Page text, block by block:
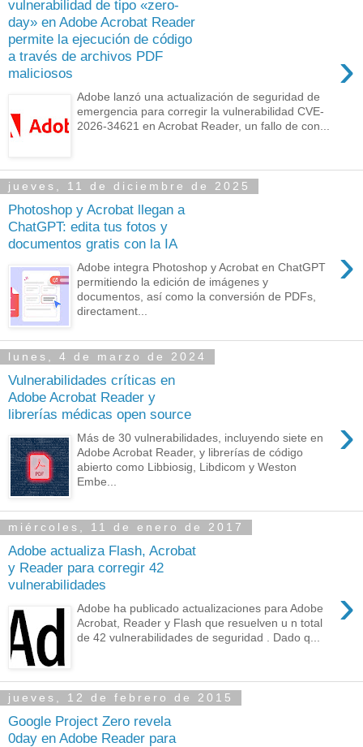
vulnerabilidad de tipo «zero-
day» en Adobe Acrobat Reader
permite la ejecución de código
a través de archivos PDF
maliciosos
›
Adobe lanzó una actualización de seguridad de
emergencia para corregir la vulnerabilidad CVE-
2026-34621 en Acrobat Reader, un fallo de con...
jueves, 11 de diciembre de 2025
Photoshop y Acrobat llegan a
ChatGPT: edita tus fotos y
documentos gratis con la IA
›
Adobe integra Photoshop y Acrobat en ChatGPT
permitiendo la edición de imágenes y
documentos, así como la conversión de PDFs,
directament...
lunes, 4 de marzo de 2024
Vulnerabilidades críticas en
Adobe Acrobat Reader y
librerías médicas open source
›
Más de 30 vulnerabilidades, incluyendo siete en
Adobe Acrobat Reader, y librerías de código
abierto como Libbiosig, Libdicom y Weston
Embe...
miércoles, 11 de enero de 2017
Adobe actualiza Flash, Acrobat
y Reader para corregir 42
vulnerabilidades
›
Adobe ha publicado actualizaciones para Adobe
Acrobat, Reader y Flash que resuelven u n total
de 42 vulnerabilidades de seguridad . Dado q...
jueves, 12 de febrero de 2015
Google Project Zero revela
0day en Adobe Reader para